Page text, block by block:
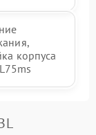
корпуса